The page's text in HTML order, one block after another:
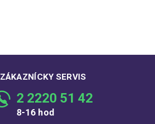
ZÁKAZNÍCKY SERVIS
2 2220 51 42
8-16 hod